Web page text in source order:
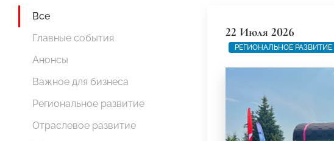
Все
Главные события
Анонсы
Важное для бизнеса
Региональное развитие
Отраслевое развитие
22 Июля 2026
РЕГИОНАЛЬНОЕ РАЗВИТИЕ